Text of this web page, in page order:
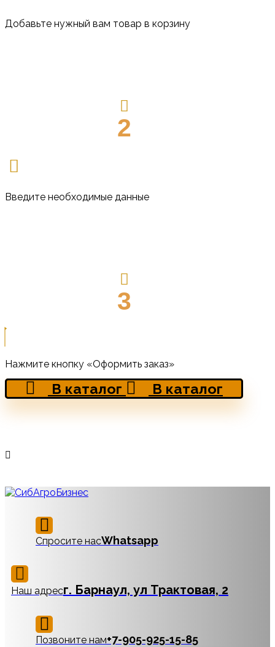
Добавьте нужный вам товар в корзину
2
Введите необходимые данные
3
Нажмите кнопку «Оформить заказ»
В каталог В каталог
Спросите насWhatsapp
Наш адресг. Барнаул, ул Трактовая, 2
Позвоните нам‪+7-905-925-15-85